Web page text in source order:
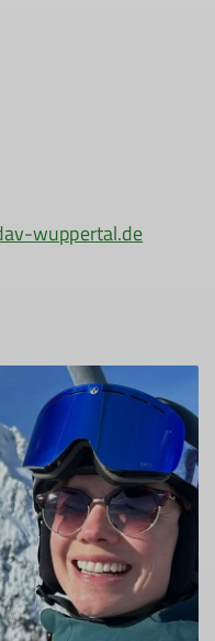
wuppertal.de